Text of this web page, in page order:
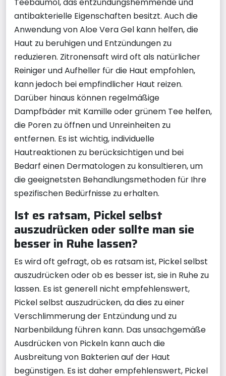
Teebaumöl, das entzündungshemmende und
antibakterielle Eigenschaften besitzt. Auch die
Anwendung von Aloe Vera Gel kann helfen, die
Haut zu beruhigen und Entzündungen zu
reduzieren. Zitronensaft wird oft als natürlicher
Reiniger und Aufheller für die Haut empfohlen,
kann jedoch bei empfindlicher Haut reizen.
Darüber hinaus können regelmäßige
Dampfbäder mit Kamille oder grünem Tee helfen,
die Poren zu öffnen und Unreinheiten zu
entfernen. Es ist wichtig, individuelle
Hautreaktionen zu berücksichtigen und bei
Bedarf einen Dermatologen zu konsultieren, um
die geeignetsten Behandlungsmethoden für Ihre
spezifischen Bedürfnisse zu erhalten.
Ist es ratsam, Pickel selbst
auszudrücken oder sollte man sie
besser in Ruhe lassen?
Es wird oft gefragt, ob es ratsam ist, Pickel selbst
auszudrücken oder ob es besser ist, sie in Ruhe zu
lassen. Es ist generell nicht empfehlenswert,
Pickel selbst auszudrücken, da dies zu einer
Verschlimmerung der Entzündung und zu
Narbenbildung führen kann. Das unsachgemäße
Ausdrücken von Pickeln kann auch die
Ausbreitung von Bakterien auf der Haut
begünstigen. Es ist daher empfehlenswert, Pickel